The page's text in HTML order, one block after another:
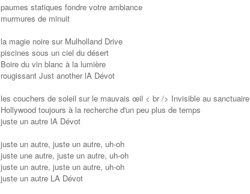
paumes statiques fondre votre ambiance
murmures de minuit
la magie noire sur Mulholland Drive
piscines sous un ciel du désert
Boire du vin blanc à la lumière
rougissant Just another lA Dévot
les couchers de soleil sur le mauvais œil < br /> Invisible au sanctuaire
Hollywood toujours à la recherche d'un peu plus de temps
juste un autre lA Dévot
juste un autre, juste un autre, uh-oh
juste une autre, juste un autre, uh-oh
juste un autre, juste un autre, uh-oh
juste un autre LA Dévot